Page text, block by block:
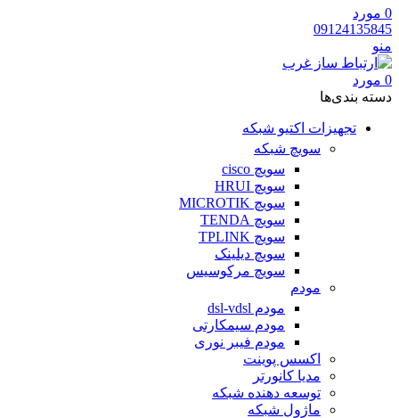
0 مورد
09124135845
منو
0 مورد
دسته‌ بندی‌ها
تجهیزات اکتیو شبکه
سویچ شبکه
سویچ cisco
سویچ HRUI
سویچ MICROTIK
سویچ TENDA
سویچ TPLINK
سویچ دیلینک
سویچ مرکوسیس
مودم
مودم dsl-vdsl
مودم سیمکارتی
مودم فیبر نوری
اکسس پوینت
مدیا کانورتر
توسعه دهنده شبکه
ماژول شبکه